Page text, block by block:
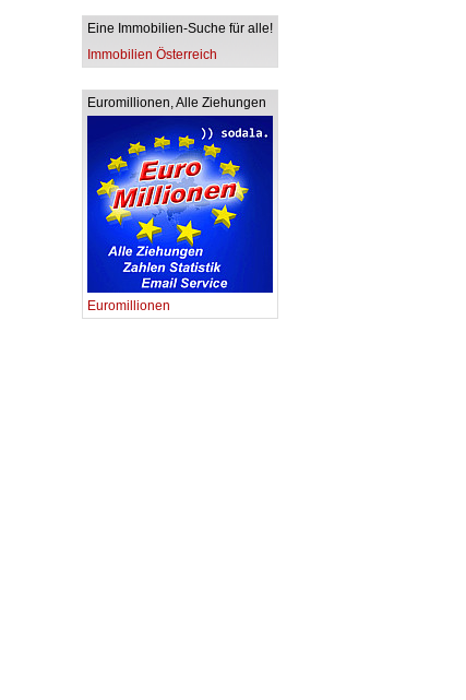
Eine Immobilien-Suche für alle!
Immobilien Österreich
Euromillionen, Alle Ziehungen
Euromillionen